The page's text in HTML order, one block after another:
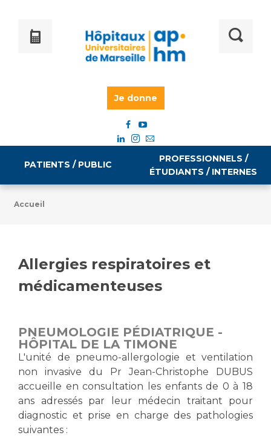
Je donne
PATIENTS / PUBLIC
Tarifs
Vous accompagnez, vous rendez visite à un patient
à réaliser
Vous avez une analyse à réaliser
Vous venez en consultation
myaphm, votre espace santé en ligne
Infos COVID-19
PROFESSIONNELS /
ÉTUDIANTS / INTERNES
Emploi / formation
Emplois médicaux
Espace Formation
Étudiants hospitaliers
Emplois techniques et médico-techniques
Emplois divers
Emplois socio-éducatifs
Statuts
Accueil
Allergies respiratoires et
médicamenteuses
PNEUMOLOGIE PÉDIATRIQUE -
HÔPITAL DE LA TIMONE
L'unité de pneumo-allergologie et ventilation
non invasive du Pr Jean-Christophe DUBUS
accueille en consultation les enfants de 0 à 18
ans adressés par leur médecin traitant pour
diagnostic et prise en charge des pathologies
suivantes :